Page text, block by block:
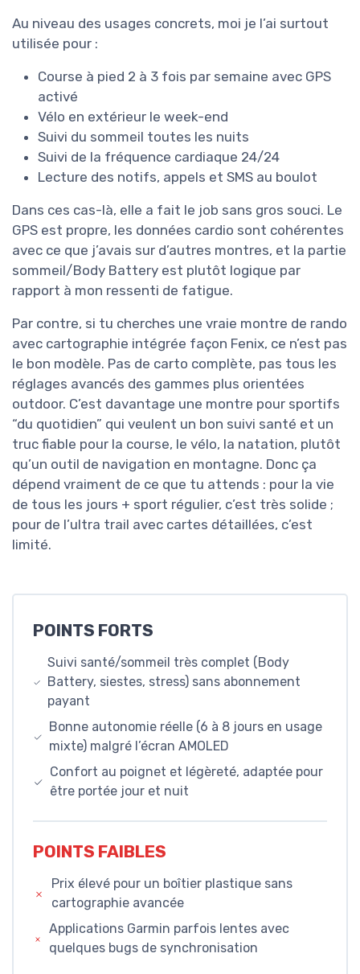
Au niveau des usages concrets, moi je l’ai surtout
utilisée pour :
Course à pied 2 à 3 fois par semaine avec GPS
activé
Vélo en extérieur le week-end
Suivi du sommeil toutes les nuits
Suivi de la fréquence cardiaque 24/24
Lecture des notifs, appels et SMS au boulot
Dans ces cas-là, elle a fait le job sans gros souci. Le
GPS est propre, les données cardio sont cohérentes
avec ce que j’avais sur d’autres montres, et la partie
sommeil/Body Battery est plutôt logique par
rapport à mon ressenti de fatigue.
Par contre, si tu cherches une vraie montre de rando
avec cartographie intégrée façon Fenix, ce n’est pas
le bon modèle. Pas de carto complète, pas tous les
réglages avancés des gammes plus orientées
outdoor. C’est davantage une montre pour sportifs
“du quotidien” qui veulent un bon suivi santé et un
truc fiable pour la course, le vélo, la natation, plutôt
qu’un outil de navigation en montagne. Donc ça
dépend vraiment de ce que tu attends : pour la vie
de tous les jours + sport régulier, c’est très solide ;
pour de l’ultra trail avec cartes détaillées, c’est
limité.
POINTS FORTS
Suivi santé/sommeil très complet (Body
Battery, siestes, stress) sans abonnement
payant
Bonne autonomie réelle (6 à 8 jours en usage
mixte) malgré l’écran AMOLED
Confort au poignet et légèreté, adaptée pour
être portée jour et nuit
POINTS FAIBLES
Prix élevé pour un boîtier plastique sans
cartographie avancée
Applications Garmin parfois lentes avec
quelques bugs de synchronisation